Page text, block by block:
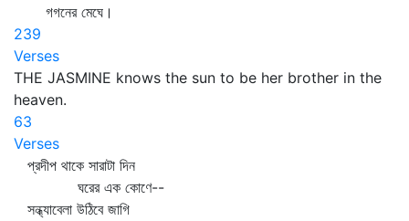
গগনের মেঘে।
239
Verses
THE JASMINE knows the sun to be her brother in the
heaven.
63
Verses
প্রদীপ থাকে সারাটা দিন
ঘরের এক কোণে--
সন্ধ্যাবেলা উঠিবে জাগি